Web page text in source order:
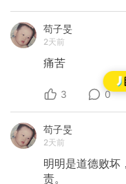
苟子旻
2天前
痛苦
3 0
苟子旻
2天前
明明是道德败坏
责。